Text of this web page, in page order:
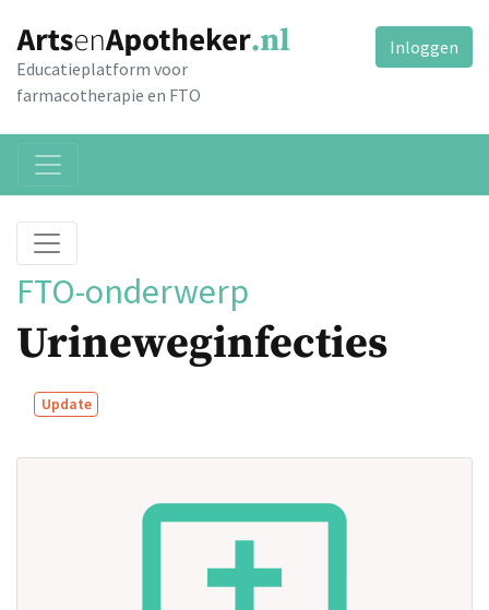
Educatieplatform voor
farmacotherapie en FTO
Inloggen
FTO-onderwerp
Urineweginfecties
Update